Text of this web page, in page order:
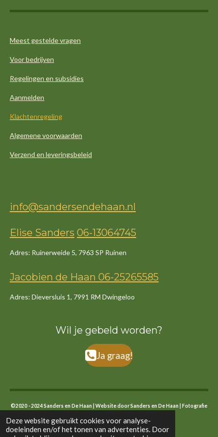
Deze website gebruikt cookies voor analyse-
doeleinden en/of het tonen van advertenties. Door
Meest gestelde vragen
Voor bedrijven
Regelingen en subsidies
Aanmelden
Klachtenregeling
Algemene voorwaarden
Verzend en leveringsbeleid
info@sandersendehaan.nl
Elise Sanders 06-13064745
Adres: Ruinerweide 5, 7963 SP Ruinen
Jacobien de Haan 06-25265585
Adres: Dieversluis 1, 7991 RM Dwingeloo
Wil je gebeld worden?
Ja graag!
©2020 - 2024 Sanders en De Haan | Website door Sanders en De Haan | Fotografie
eigen foto's en stock